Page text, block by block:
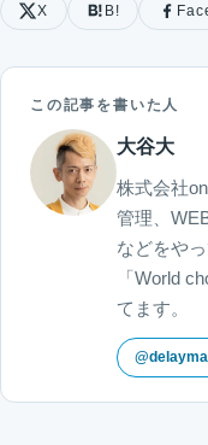
X B!
この記事を書いた人
大谷大
株式会社
管理、
などをや
「World
てます。